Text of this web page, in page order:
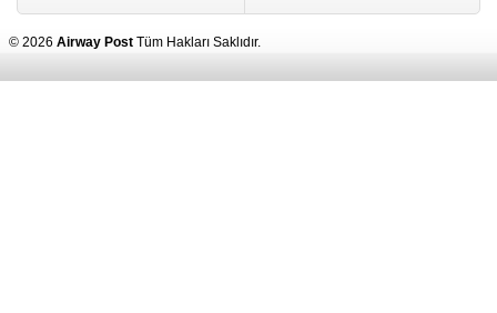
© 2026 Airway Post Tüm Hakları Saklıdır.